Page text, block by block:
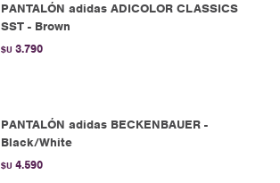
PANTALÓN adidas ADICOLOR CLASSICS
SST - Brown
$U 3.790
PANTALÓN adidas BECKENBAUER -
Black/White
$U 4.590